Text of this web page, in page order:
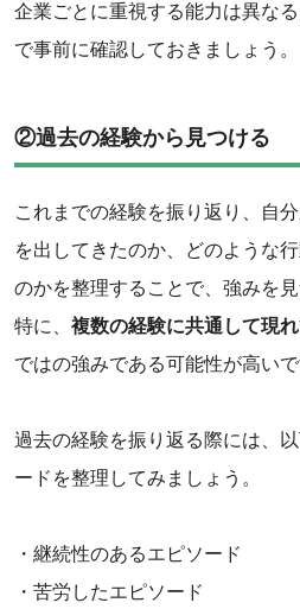
企業ごとに重視する能力は異な
で事前に確認しておきましょう。
②過去の経験から見つける
これまでの経験を振り返り、自
を出してきたのか、どのような
のかを整理することで、強みを
特に、 複数の経験に共通して現
ではの強みである可能性が高いで
過去の経験を振り返る際には、
ードを整理してみましょう。
・継続性のあるエピソード
・苦労したエピソード